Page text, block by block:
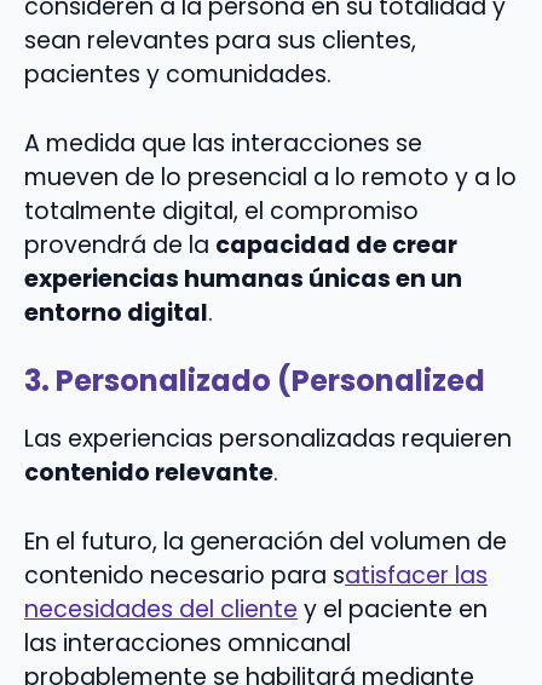
sean relevantes para sus clientes,
pacientes y comunidades.
A medida que las interacciones se
mueven de lo presencial a lo remoto y a lo
totalmente digital, el compromiso
provendrá de la capacidad de crear
experiencias humanas únicas en un
entorno digital.
3. Personalizado (Personalized
Las experiencias personalizadas requieren
contenido relevante.
En el futuro, la generación del volumen de
contenido necesario para satisfacer las
necesidades del cliente y el paciente en
las interacciones omnicanal
probablemente se habilitará mediante